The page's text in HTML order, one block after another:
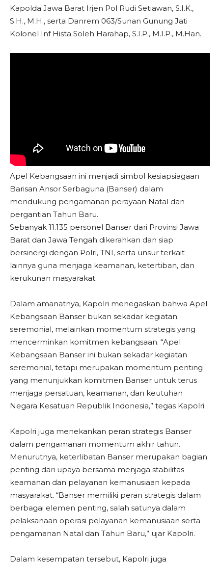
Kapolda Jawa Barat Irjen Pol Rudi Setiawan, S.I.K.,
S.H., M.H., serta Danrem 063/Sunan Gunung Jati
Kolonel Inf Hista Soleh Harahap, S.I.P., M.I.P., M.Han.
Apel Kebangsaan ini menjadi simbol kesiapsiagaan
Barisan Ansor Serbaguna (Banser) dalam
mendukung pengamanan perayaan Natal dan
pergantian Tahun Baru.
Sebanyak 11.135 personel Banser dari Provinsi Jawa
Barat dan Jawa Tengah dikerahkan dan siap
bersinergi dengan Polri, TNI, serta unsur terkait
lainnya guna menjaga keamanan, ketertiban, dan
kerukunan masyarakat.
Dalam amanatnya, Kapolri menegaskan bahwa Apel
Kebangsaan Banser bukan sekadar kegiatan
seremonial, melainkan momentum strategis yang
mencerminkan komitmen kebangsaan. “Apel
Kebangsaan Banser ini bukan sekadar kegiatan
seremonial, tetapi merupakan momentum penting
yang menunjukkan komitmen Banser untuk terus
menjaga persatuan, keamanan, dan keutuhan
Negara Kesatuan Republik Indonesia,” tegas Kapolri.
Kapolri juga menekankan peran strategis Banser
dalam pengamanan momentum akhir tahun.
Menurutnya, keterlibatan Banser merupakan bagian
penting dari upaya bersama menjaga stabilitas
keamanan dan pelayanan kemanusiaan kepada
masyarakat. “Banser memiliki peran strategis dalam
berbagai elemen penting, salah satunya dalam
pelaksanaan operasi pelayanan kemanusiaan serta
pengamanan Natal dan Tahun Baru,” ujar Kapolri.
Dalam kesempatan tersebut, Kapolri juga